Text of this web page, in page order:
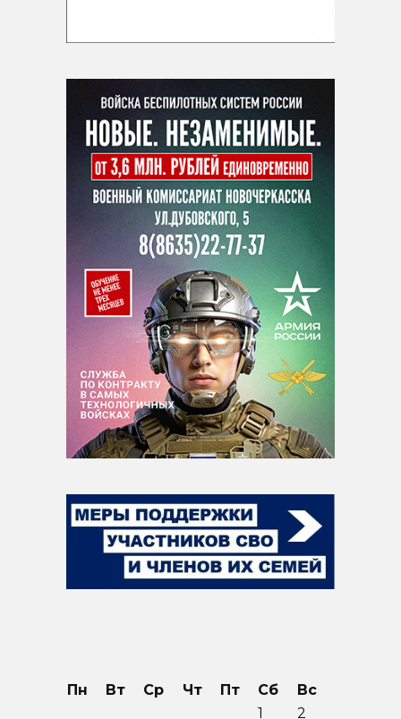
Пн Вт Ср Чт Пт Сб
Вс
1
2